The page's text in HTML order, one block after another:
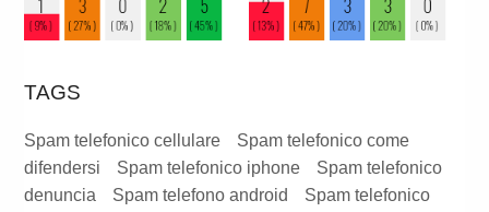
TAGS
Spam telefonico cellulare
Spam telefonico come
difendersi
Spam telefonico iphone
Spam telefonico
denuncia
Spam telefono android
Spam telefonico